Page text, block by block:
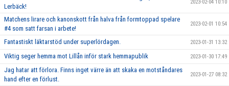
Lerbäck!
2023-02-04 10:10
Matchens lirare och kanonskott från halva från formtoppad spelare
#4 som satt farsan i arbete!
2023-02-01 10:54
Fantastiskt läktarstöd under superlördagen. 2023-01-31 13:32
Viktig seger hemma mot Lillån inför stark hemmapublik 2023-01-30 17:49
Jag hatar att förlora. Finns inget värre än att skaka en motståndares
hand efter en förlust.
2023-01-27 08:32